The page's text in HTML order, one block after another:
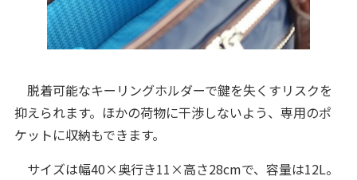
脱着可能なキーリングホルダーで鍵を失くすリスクを
抑えられます。ほかの荷物に干渉しないよう、専用のポ
ケットに収納もできます。
サイズは幅40×奥行き11×高さ28cmで、容量は12L。